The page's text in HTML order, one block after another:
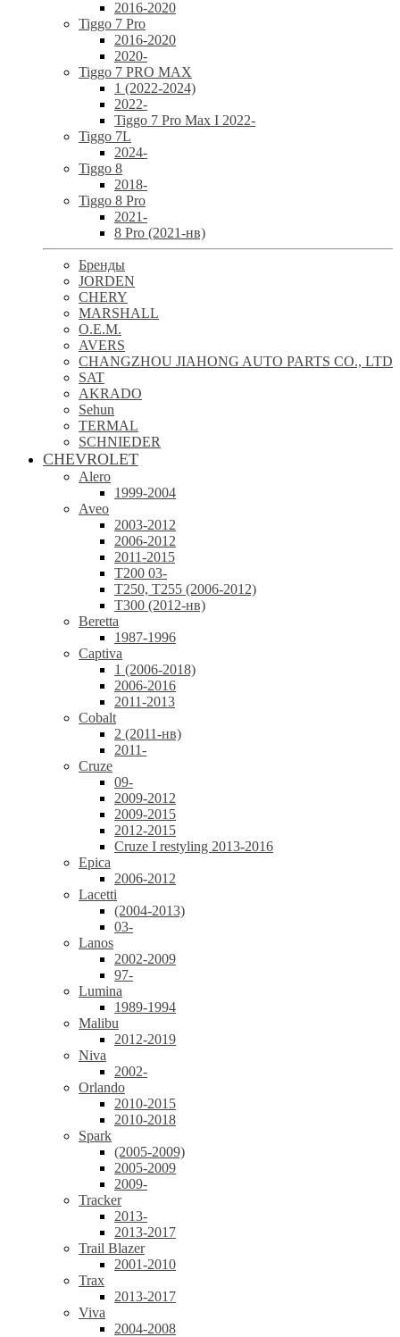
2016-2020
Tiggo 7 Pro
2016-2020
2020-
Tiggo 7 PRO MAX
1 (2022-2024)
2022-
Tiggo 7 Pro Max I 2022-
Tiggo 7L
2024-
Tiggo 8
2018-
Tiggo 8 Pro
2021-
8 Pro (2021-нв)
Бренды
JORDEN
CHERY
MARSHALL
O.E.M.
AVERS
CHANGZHOU JIAHONG AUTO PARTS CO., LTD
SAT
AKRADO
Sehun
TERMAL
SCHNIEDER
CHEVROLET
Alero
1999-2004
Aveo
2003-2012
2006-2012
2011-2015
T200 03-
T250, T255 (2006-2012)
T300 (2012-нв)
Beretta
1987-1996
Captiva
1 (2006-2018)
2006-2016
2011-2013
Cobalt
2 (2011-нв)
2011-
Cruze
09-
2009-2012
2009-2015
2012-2015
Cruze I restyling 2013-2016
Epica
2006-2012
Lacetti
(2004-2013)
03-
Lanos
2002-2009
97-
Lumina
1989-1994
Malibu
2012-2019
Niva
2002-
Orlando
2010-2015
2010-2018
Spark
(2005-2009)
2005-2009
2009-
Tracker
2013-
2013-2017
Trail Blazer
2001-2010
Trax
2013-2017
Viva
2004-2008